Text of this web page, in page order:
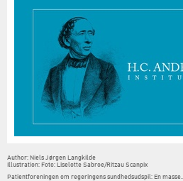
Author: Niels Jørgen Langkilde
Illustration: Foto: Liselotte Sabroe/Ritzau Scanpix
Patientforeningen om regeringens sundhedsudspil: En masse...